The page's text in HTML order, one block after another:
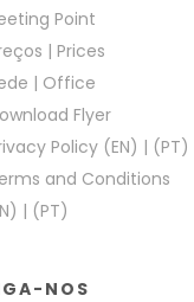
Point
| Prices
| Office
Flyer
Policy (EN) | (PT)
and Conditions
| (PT)
NOS